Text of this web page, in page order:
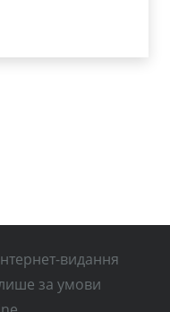
видання
за умови